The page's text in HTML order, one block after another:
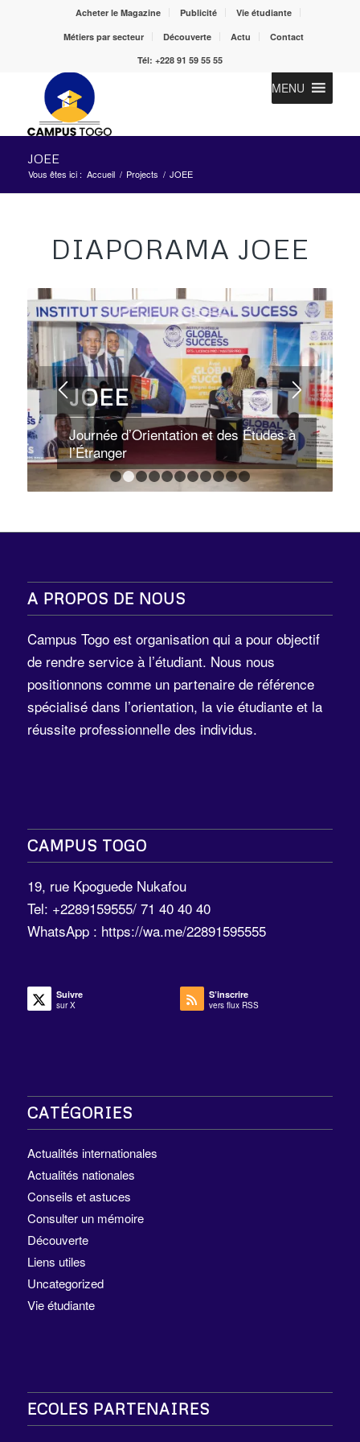
Acheter le Magazine Publicité
Vie étudiante
Métiers par secteur
Découverte Actu
Contact
Tél: +228 91 59 55 55
MENU
JOEE
Vous êtes ici : Accueil / Projects / JOEE
DIAPORAMA JOEE
1 2 3 4 5 6 7 8 9 1011
JOEE
Journée d’Orientation et des Études à
l’Étranger
A PROPOS DE NOUS
Campus Togo est organisation qui a pour objectif
de rendre service à l’étudiant. Nous nous
positionnons comme un partenaire de référence
spécialisé dans l’orientation, la vie étudiante et la
réussite professionnelle des individus.
CAMPUS TOGO
19, rue Kpoguede Nukafou
Tel: +2289159555/ 71 40 40 40
WhatsApp : https://wa.me/22891595555
Suivre
sur X
S’inscrire
vers flux RSS
CATÉGORIES
Actualités internationales
Actualités nationales
Conseils et astuces
Consulter un mémoire
Découverte
Liens utiles
Uncategorized
Vie étudiante
ECOLES PARTENAIRES